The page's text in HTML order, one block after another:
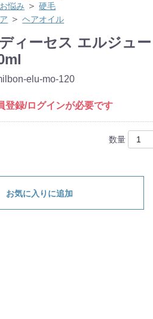
悩み ＞ 硬毛
＞ ヘアオイル
ィーセス エルジュー
elu-mo-120
登録/ログインが必要です
数量
お気に入りに追加